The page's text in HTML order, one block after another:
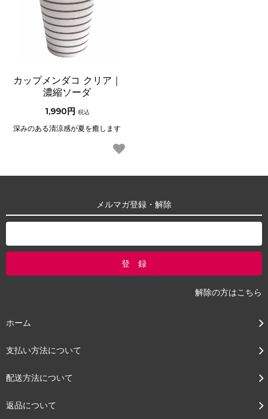
カップメンダコ クリア｜
濃縮ソーダ
1,990円 税込
深みのある清涼感が夏を癒します
メルマガ登録・解除
解除の方はこちら
ホーム
支払い方法について
配送方法について
返品について